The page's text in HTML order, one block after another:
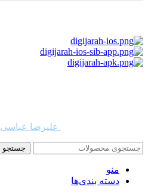
علیرضا عباسی
جستجو
منو
دسته بندی‌ها